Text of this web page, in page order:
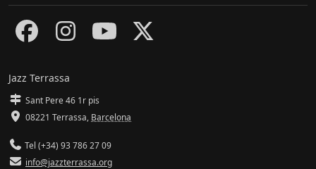
Jazz Terrassa
Sant Pere 46 1r pis
08221 Terrassa, Barcelona
Tel (+34) 93 786 27 09
info@jazzterrassa.org